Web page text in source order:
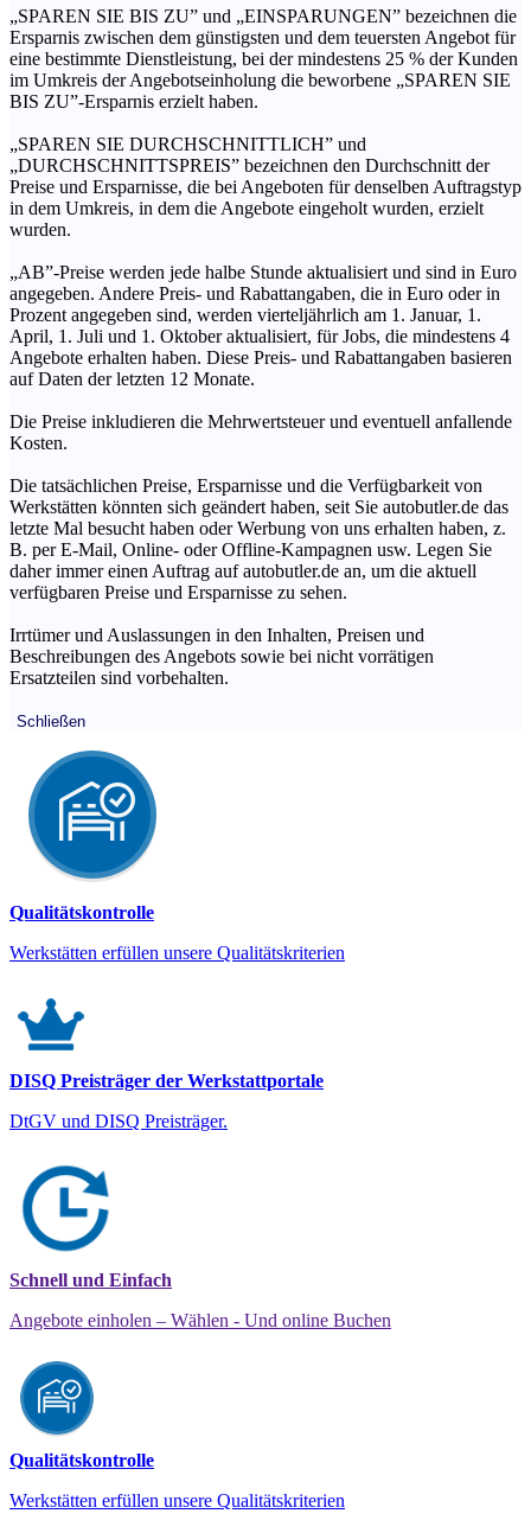
„SPAREN SIE BIS ZU” und „EINSPARUNGEN” bezeichnen die
Ersparnis zwischen dem günstigsten und dem teuersten Angebot für
eine bestimmte Dienstleistung, bei der mindestens 25 % der Kunden
im Umkreis der Angebotseinholung die beworbene „SPAREN SIE
BIS ZU”-Ersparnis erzielt haben.
„SPAREN SIE DURCHSCHNITTLICH” und
„DURCHSCHNITTSPREIS” bezeichnen den Durchschnitt der
Preise und Ersparnisse, die bei Angeboten für denselben Auftragstyp
in dem Umkreis, in dem die Angebote eingeholt wurden, erzielt
wurden.
„AB”-Preise werden jede halbe Stunde aktualisiert und sind in Euro
angegeben. Andere Preis- und Rabattangaben, die in Euro oder in
Prozent angegeben sind, werden vierteljährlich am 1. Januar, 1.
April, 1. Juli und 1. Oktober aktualisiert, für Jobs, die mindestens 4
Angebote erhalten haben. Diese Preis- und Rabattangaben basieren
auf Daten der letzten 12 Monate.
Die Preise inkludieren die Mehrwertsteuer und eventuell anfallende
Kosten.
Die tatsächlichen Preise, Ersparnisse und die Verfügbarkeit von
Werkstätten könnten sich geändert haben, seit Sie autobutler.de das
letzte Mal besucht haben oder Werbung von uns erhalten haben, z.
B. per E-Mail, Online- oder Offline-Kampagnen usw. Legen Sie
daher immer einen Auftrag auf autobutler.de an, um die aktuell
verfügbaren Preise und Ersparnisse zu sehen.
Irrtümer und Auslassungen in den Inhalten, Preisen und
Beschreibungen des Angebots sowie bei nicht vorrätigen
Ersatzteilen sind vorbehalten.
Schließen
Qualitätskontrolle
Werkstätten erfüllen unsere Qualitätskriterien
DISQ Preisträger der Werkstattportale
DtGV und DISQ Preisträger.
Schnell und Einfach
Angebote einholen – Wählen - Und online Buchen
Qualitätskontrolle
Werkstätten erfüllen unsere Qualitätskriterien